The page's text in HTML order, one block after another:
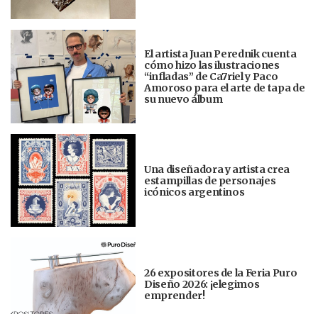
El artista Juan Perednik cuenta
cómo hizo las ilustraciones
“infladas” de Ca7riel y Paco
Amoroso para el arte de tapa de
su nuevo álbum
Una diseñadora y artista crea
estampillas de personajes
icónicos argentinos
26 expositores de la Feria Puro
Diseño 2026: ¡elegimos
emprender!